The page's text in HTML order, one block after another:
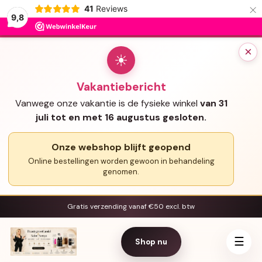
9,8
41 Reviews ×
×
☀
Vakantiebericht
Vanwege onze vakantie is de fysieke winkel van 31
juli tot en met 16 augustus gesloten.
Onze webshop blijft geopend
Online bestellingen worden gewoon in behandeling
genomen.
Gratis verzending vanaf €50 excl. btw
Shop nu ☰